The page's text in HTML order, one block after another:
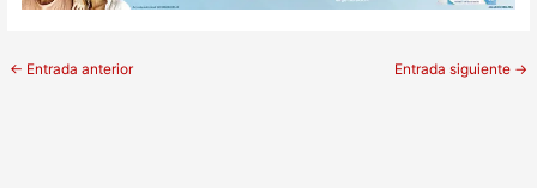
← Entrada anterior Entrada siguiente →